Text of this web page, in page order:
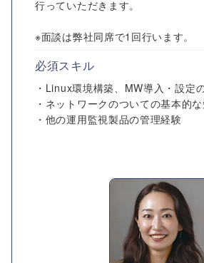
行っていただきます。
※面談は弊社同席で1回行います。
必須スキル
・Linux環境構築、MW導入・設定
・ネットワークのついての基本的
・他の運用監視製品の管理経験